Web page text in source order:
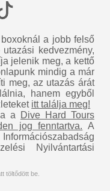
a jobb felső
kedvezmény,
jelenik meg, a kettő
mindig a már
meg, az utazás árát
hanem egyből
itt találja meg!
a
Dive Hard Tours
jog fenntartva. A
Nyilvántartási
töltődött be.